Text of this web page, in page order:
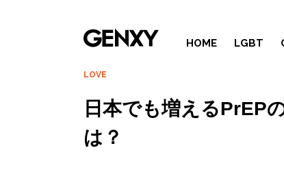
HOME LGBT
LOVE
日本でも増えるPrEP
は？